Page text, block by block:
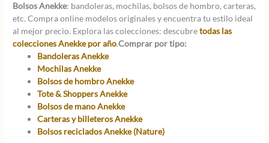
Bolsos Anekke: bandoleras, mochilas, bolsos de hombro, carteras,
etc. Compra online modelos originales y encuentra tu estilo ideal
al mejor precio. Explora las colecciones: descubretodas las
colecciones Anekke por año.Comprar por tipo:
Bandoleras Anekke
Mochilas Anekke
Bolsos de hombro Anekke
Tote & Shoppers Anekke
Bolsos de mano Anekke
Carteras y billeteros Anekke
Bolsos reciclados Anekke (Nature)